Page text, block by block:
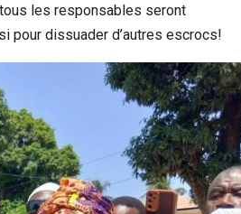
les responsables seront
pour dissuader d’autres escrocs!